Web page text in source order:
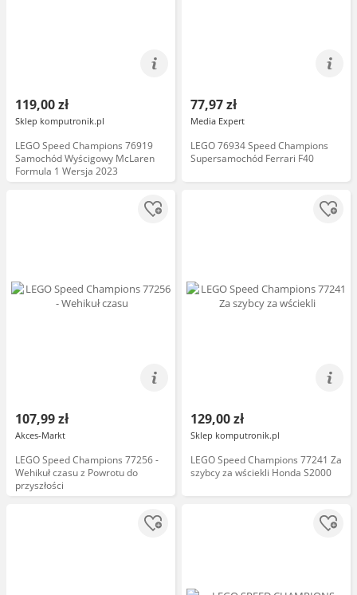
119,00 zł
Sklep komputronik.pl
LEGO Speed Champions 76919
Samochód Wyścigowy McLaren
Formula 1 Wersja 2023
77,97 zł
Media Expert
LEGO 76934 Speed Champions
Supersamochód Ferrari F40
107,99 zł
Akces-Markt
LEGO Speed Champions 77256 -
Wehikuł czasu z Powrotu do
przyszłości
129,00 zł
Sklep komputronik.pl
LEGO Speed Champions 77241 Za
szybcy za wściekli Honda S2000